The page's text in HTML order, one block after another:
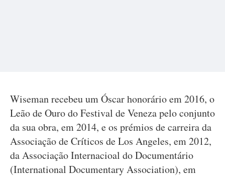
Wiseman recebeu um Óscar honorário em 2016, o
Leão de Ouro do Festival de Veneza pelo conjunto
da sua obra, em 2014, e os prémios de carreira da
Associação de Críticos de Los Angeles, em 2012,
da Associação Internacioal do Documentário
(International Documentary Association), em